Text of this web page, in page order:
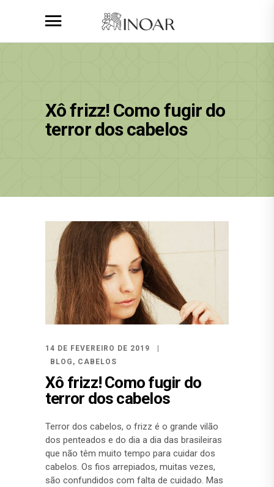
Xô frizz! Como fugir do
terror dos cabelos
14 DE FEVEREIRO DE 2019
BLOG , CABELOS
Xô frizz! Como fugir do
terror dos cabelos
Terror dos cabelos, o frizz é o grande vilão
dos penteados e do dia a dia das brasileiras
que não têm muito tempo para cuidar dos
cabelos. Os fios arrepiados, muitas vezes,
são confundidos com falta de cuidado. Mas